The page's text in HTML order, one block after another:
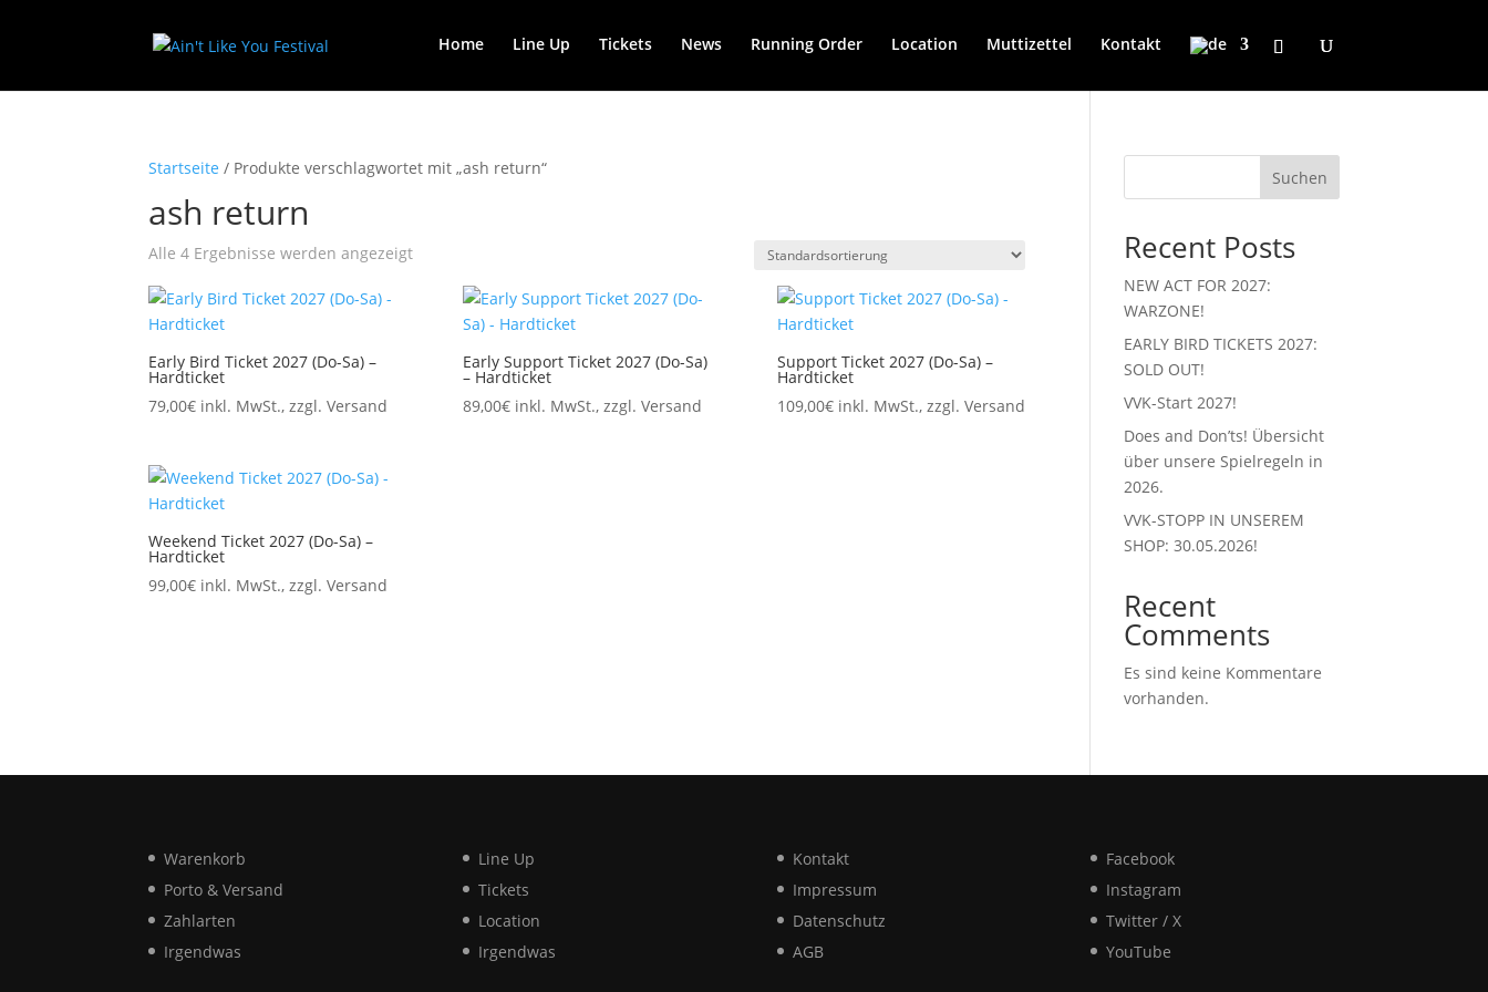
Home Line Up Tickets News Running Order Location Muttizettel Kontakt
Startseite / Produkte verschlagwortet mit „ash return“
ash return
Alle 4 Ergebnisse werden angezeigt
Early Bird Ticket 2027 (Do-Sa) –
Hardticket
79,00€ inkl. MwSt., zzgl. Versand
Early Support Ticket 2027 (Do-Sa)
– Hardticket
89,00€ inkl. MwSt., zzgl. Versand
Support Ticket 2027 (Do-Sa) –
Hardticket
109,00€ inkl. MwSt., zzgl. Versand
Weekend Ticket 2027 (Do-Sa) –
Hardticket
99,00€ inkl. MwSt., zzgl. Versand
Suchen
Recent Posts
NEW ACT FOR 2027:
WARZONE!
EARLY BIRD TICKETS 2027:
SOLD OUT!
VVK-Start 2027!
Does and Don’ts! Übersicht
über unsere Spielregeln in
2026.
VVK-STOPP IN UNSEREM
SHOP: 30.05.2026!
Recent
Comments
Es sind keine Kommentare
vorhanden.
Warenkorb
Porto & Versand
Zahlarten
Irgendwas
Line Up
Tickets
Location
Irgendwas
Kontakt
Impressum
Datenschutz
AGB
Facebook
Instagram
Twitter / X
YouTube